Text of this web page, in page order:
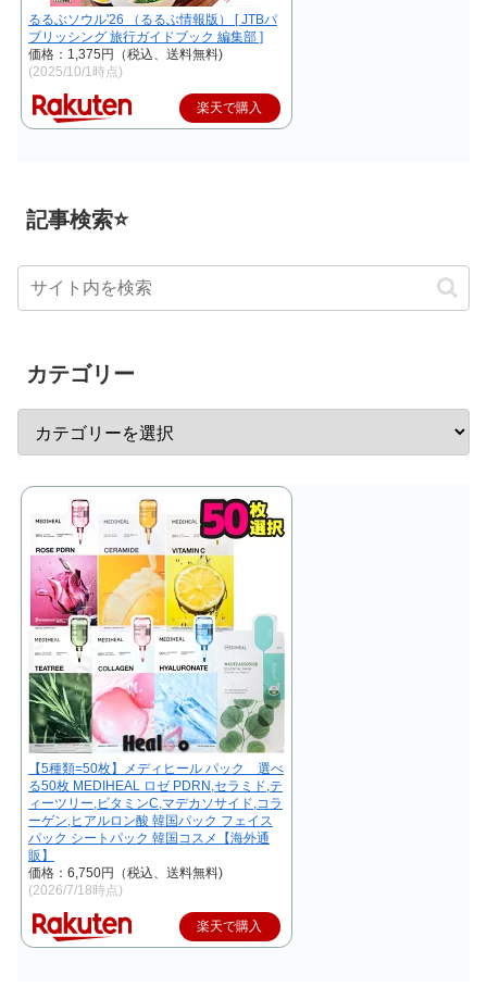
るるぶソウル'26 （るるぶ情報版） [ JTBパ
ブリッシング 旅行ガイドブック 編集部 ]
価格：1,375円（税込、送料無料)
(2025/10/1時点)
楽天で購入
記事検索⭐
カテゴリー
【5種類=50枚】メディヒール パック 選べ
る50枚 MEDIHEAL ロゼ PDRN,セラミド,テ
ィーツリー,ビタミンC,マデカソサイド,コラ
ーゲン,ヒアルロン酸 韓国パック フェイス
パック シートパック 韓国コスメ【海外通
販】
価格：6,750円（税込、送料無料)
(2026/7/18時点)
楽天で購入